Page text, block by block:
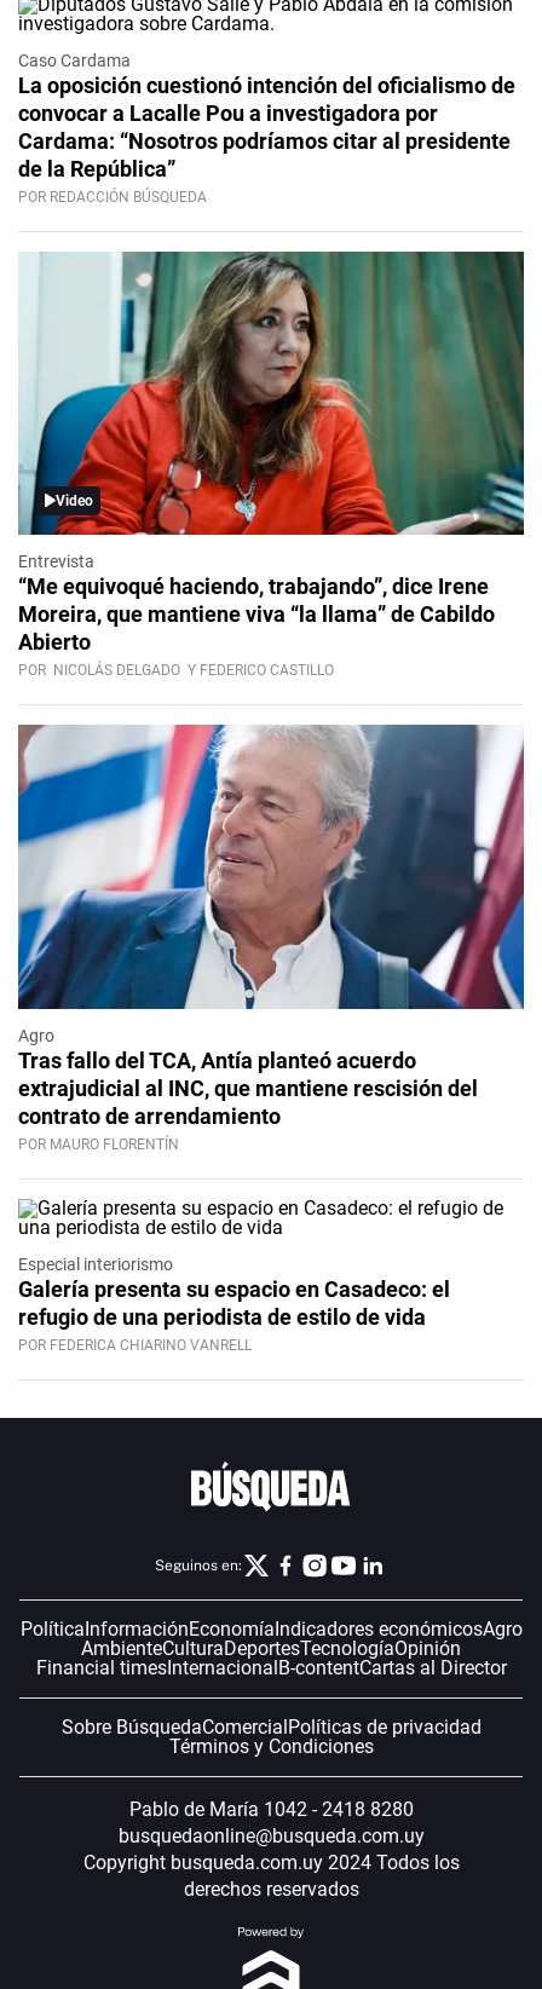
Caso Cardama
La oposición cuestionó intención del oficialismo de
convocar a Lacalle Pou a investigadora por
Cardama: “Nosotros podríamos citar al presidente
de la República”
POR REDACCIÓN BÚSQUEDA
Video
Entrevista
“Me equivoqué haciendo, trabajando”, dice Irene
Moreira, que mantiene viva “la llama” de Cabildo
Abierto
POR NICOLÁS DELGADO Y FEDERICO CASTILLO
Agro
Tras fallo del TCA, Antía planteó acuerdo
extrajudicial al INC, que mantiene rescisión del
contrato de arrendamiento
POR MAURO FLORENTÍN
Especial interiorismo
Galería presenta su espacio en Casadeco: el
refugio de una periodista de estilo de vida
POR FEDERICA CHIARINO VANRELL
Seguinos en:
PolíticaInformaciónEconomíaIndicadores económicosAgro
AmbienteCulturaDeportesTecnologíaOpinión
Financial timesInternacionalB-contentCartas al Director
Sobre BúsquedaComercialPolíticas de privacidad
Términos y Condiciones
Pablo de María 1042 - 2418 8280
busquedaonline@busqueda.com.uy
Copyright busqueda.com.uy 2024 Todos los
derechos reservados